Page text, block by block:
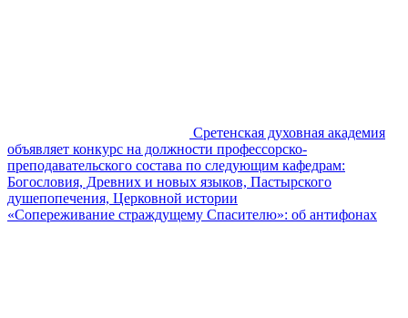
Сретенская духовная академия
объявляет конкурс на должности профессорско-
преподавательского состава по следующим кафедрам:
Богословия, Древних и новых языков, Пастырского
душепопечения, Церковной истории
«Сопереживание страждущему Спасителю»: об антифонах